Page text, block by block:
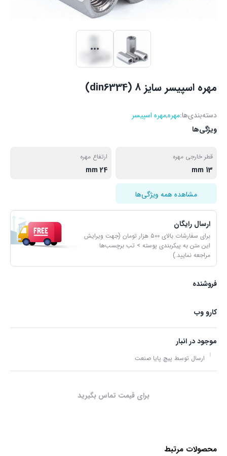
مهره اسپیسر سایز 8 (din6334)
دسته‌بندی‌ها:مهره,مهره اسپیسر
ویژگی‌ها
قطر خارجی مهره
13 mm
ارتفاع مهره
24 mm
مشاهده همه ویژگی‌ها
ارسال رایگان
برای سفارشات بالای ۵۰۰ هزار تومان (جهت ویرایش
این متن به پیکربندی پوسته > تب برچسب‌ها
مراجعه نمایید.)
فروشنده
کارو وب
موجود در انبار
ارسال توسط پیچ پایا صنعت
برای قیمت تماس بگیرید
محصولات مرتبط